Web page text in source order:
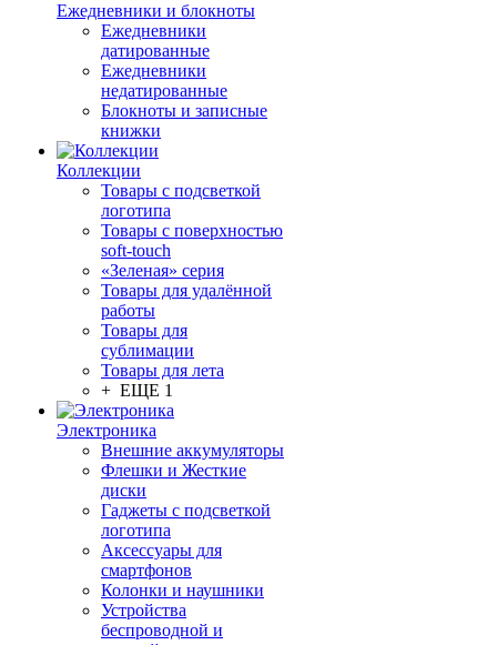
Ежедневники и блокноты
Ежедневники
датированные
Ежедневники
недатированные
Блокноты и записные
книжки
Коллекции
Товары с подсветкой
логотипа
Товары с поверхностью
soft-touch
«Зеленая» серия
Товары для удалённой
работы
Товары для
сублимации
Товары для лета
+ ЕЩЕ 1
Электроника
Внешние аккумуляторы
Флешки и Жесткие
диски
Гаджеты с подсветкой
логотипа
Аксессуары для
смартфонов
Колонки и наушники
Устройства
беспроводной и